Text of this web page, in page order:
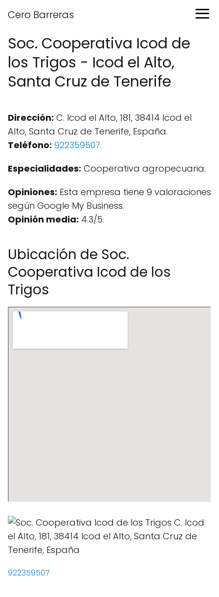
Cero Barreras
Soc. Cooperativa Icod de
los Trigos - Icod el Alto,
Santa Cruz de Tenerife
Dirección: C. Icod el Alto, 181, 38414 Icod el
Alto, Santa Cruz de Tenerife, España.
Teléfono: 922359507.
Especialidades: Cooperativa agropecuaria.
Opiniones: Esta empresa tiene 9 valoraciones
según Google My Business.
Opinión media: 4.3/5.
Ubicación de Soc.
Cooperativa Icod de los
Trigos
922359507